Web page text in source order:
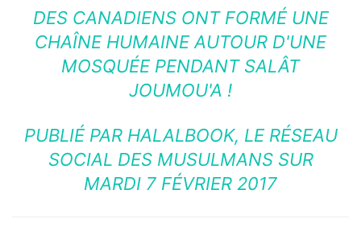
DES CANADIENS ONT FORMÉ UNE
CHAÎNE HUMAINE AUTOUR D'UNE
MOSQUÉE PENDANT SALÂT
JOUMOU'A !
PUBLIÉ PAR HALALBOOK, LE RÉSEAU
SOCIAL DES MUSULMANSSUR
MARDI 7 FÉVRIER 2017